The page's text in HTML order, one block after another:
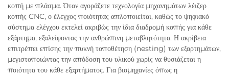
κοπή με πλάσμα. Όταν αγοράζετε τεχνολογία μηχανημάτων λέιζερ
κοπής CNC, ο έλεγχος ποιότητας απλοποιείται, καθώς το ψηφιακό
σύστημα ελέγχου εκτελεί ακριβώς την ίδια διαδρομή κοπής για κάθε
εξάρτημα, εξαλείφοντας την ανθρώπινη μεταβλητότητα. Η ακρίβεια
επιτρέπει επίσης την πυκνή τοποθέτηση (nesting) των εξαρτημάτων,
μεγιστοποιώντας την απόδοση του υλικού χωρίς να θυσιάζεται η
ποιότητα του κάθε εξαρτήματος. Για βιομηχανίες όπως η